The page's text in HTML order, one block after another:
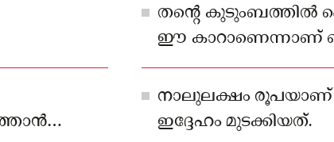
തന്റെ കുടുംബത്തില്‍
ഈ കാറാണെന്നാണ്
നാലുലക്ഷം രൂപയാണ്
ഇദ്ദേഹം മുടക്കിയത്.